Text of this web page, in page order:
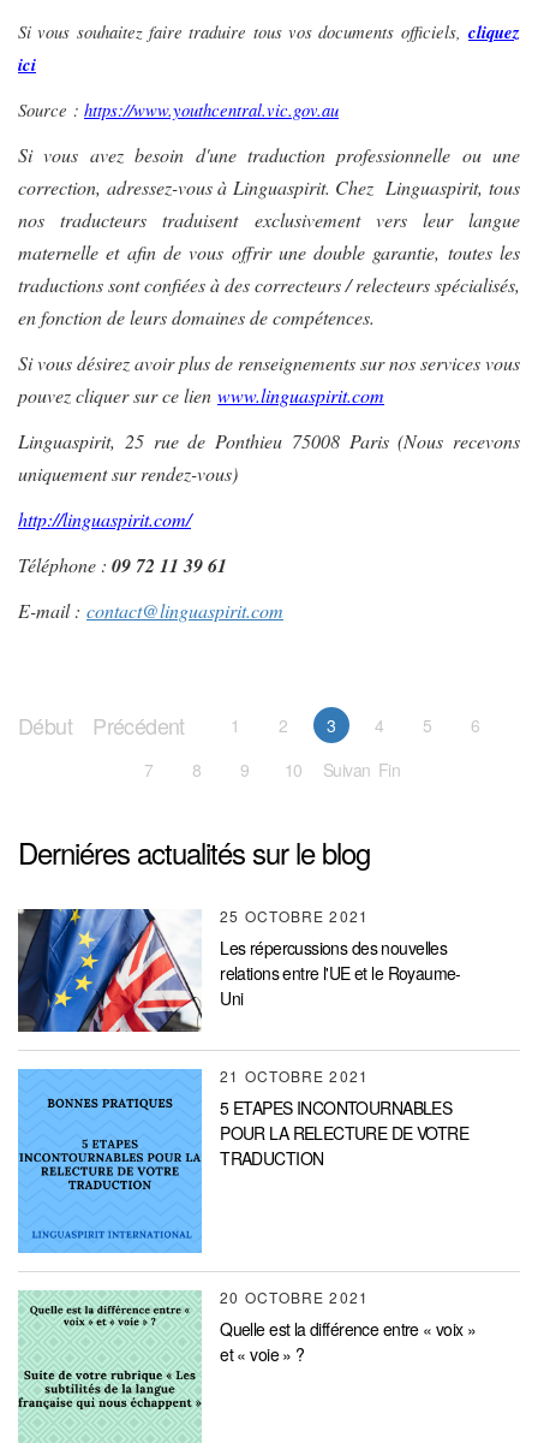
Si vous souhaitez faire traduire tous vos documents officiels, cliquez
ici
Source : https://www.youthcentral.vic.gov.au
Si vous avez besoin d'une traduction professionnelle ou une
correction, adressez-vous à Linguaspirit. Chez Linguaspirit, tous
nos traducteurs traduisent exclusivement vers leur langue
maternelle et afin de vous offrir une double garantie, toutes les
traductions sont confiées à des correcteurs / relecteurs spécialisés,
en fonction de leurs domaines de compétences.
Si vous désirez avoir plus de renseignements sur nos services vous
pouvez cliquer sur ce lien www.linguaspirit.com
Linguaspirit, 25 rue de Ponthieu 75008 Paris (Nous recevons
uniquement sur rendez-vous)
http://linguaspirit.com/
Téléphone : 09 72 11 39 61
E-mail : contact@linguaspirit.com
Début Précédent 1 2 3 4 5
6
7
8 9 10 Suivant Fin
Derniéres actualités sur le blog
25 OCTOBRE 2021
Les répercussions des nouvelles
relations entre l'UE et le Royaume-
Uni
21 OCTOBRE 2021
5 ETAPES INCONTOURNABLES
POUR LA RELECTURE DE VOTRE
TRADUCTION
20 OCTOBRE 2021
Quelle est la différence entre « voix »
et « voie » ?